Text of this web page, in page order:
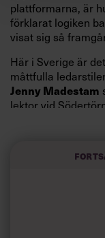
plattformarna, är
förklarat logiken
visat sig så
Här i Sverige är
måttfulla
Jenny Madestam
lektor vid
kompetenta och
spelevink i
önskningar som